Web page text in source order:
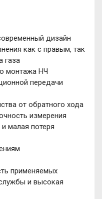
дизайн
как с правым, так
газа
монтажа НЧ
передачи
от обратного хода
измерения
малая потеря
применяемых
и высокая